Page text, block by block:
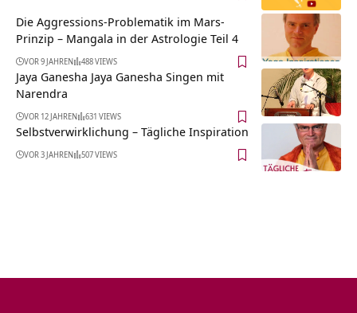
Die Aggressions-Problematik im Mars-
Prinzip – Mangala in der Astrologie Teil 4
VOR 9 JAHREN 488 VIEWS
Jaya Ganesha Jaya Ganesha Singen mit
Narendra
VOR 12 JAHREN 631 VIEWS
Selbstverwirklichung – Tägliche Inspiration
VOR 3 JAHREN 507 VIEWS